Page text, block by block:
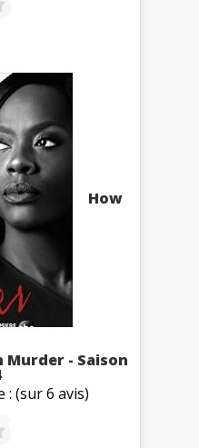
How
Murder - Saison
: (sur 6 avis)